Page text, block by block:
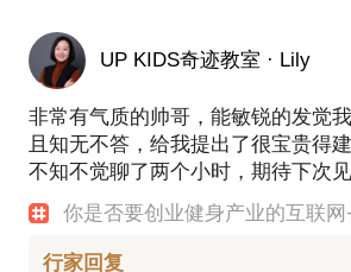
UP KIDS奇迹教室 · Lily
非常有气质的帅哥，能敏锐的发觉
且知无不答，给我提出了很宝贵得
不知不觉聊了两个小时，期待下次见
你是否要创业健身产业的互联网
行家回复